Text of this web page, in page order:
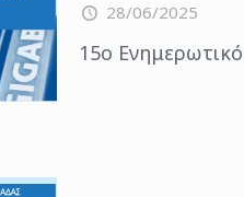
28/06/2025
15ο